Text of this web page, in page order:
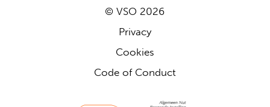
© VSO 2026
Privacy
Cookies
Code of Conduct